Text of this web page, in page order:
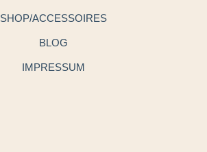
SHOP/ACCESSOIRES
BLOG
IMPRESSUM